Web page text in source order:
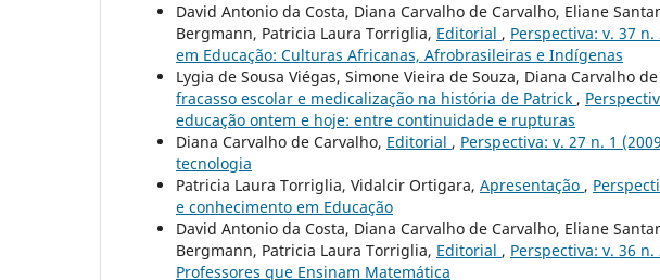
David Antonio da Costa, Diana Carvalho de Carvalho, Eliane
Bergmann, Patricia Laura Torriglia, Editorial , Perspectiva: v. 37
em Educação: Culturas Africanas, Afrobrasileiras e Indígenas
Lygia de Sousa Viégas, Simone Vieira de Souza, Diana Carvalho
fracasso escolar e medicalização na história de Patrick ,
educação ontem e hoje: entre continuidade e rupturas
Diana Carvalho de Carvalho, Editorial , Perspectiva: v. 27 n. 1
tecnologia
Patricia Laura Torriglia, Vidalcir Ortigara, Apresentação ,
e conhecimento em Educação
David Antonio da Costa, Diana Carvalho de Carvalho, Eliane
Bergmann, Patricia Laura Torriglia, Editorial , Perspectiva: v. 36
Professores que Ensinam Matemática